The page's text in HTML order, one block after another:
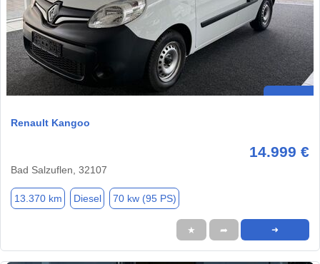
Renault Kangoo
14.999 €
Bad Salzuflen, 32107
13.370 km Diesel 70 kw (95 PS)
★ ➦ ➜